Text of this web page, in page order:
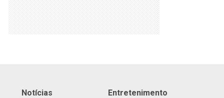
Notícias Entretenimento